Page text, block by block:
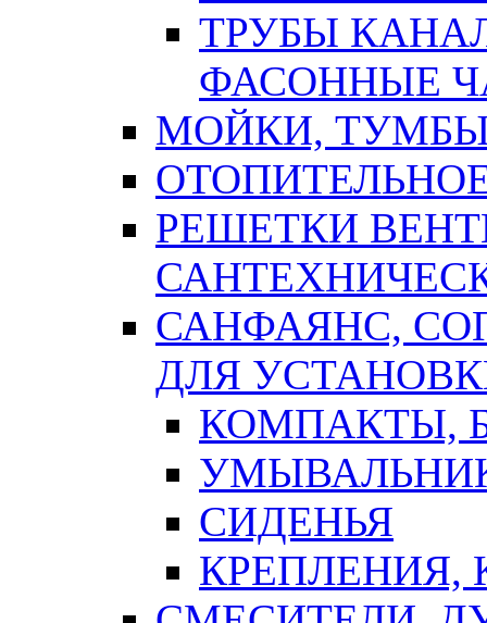
ТРУБЫ
ФАСОННЫЕ
МОЙКИ,
РЕШЕТКИ
САНФАЯНС,
ДЛЯ
КОМПАКТЫ,
СИДЕНЬЯ